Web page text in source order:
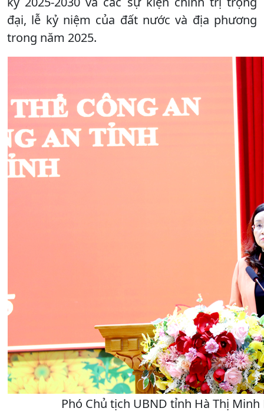
đại, lễ kỷ niệm của đất nước và địa phương
trong năm 2025.
Phó Chủ tịch UBND tỉnh Hà Thị